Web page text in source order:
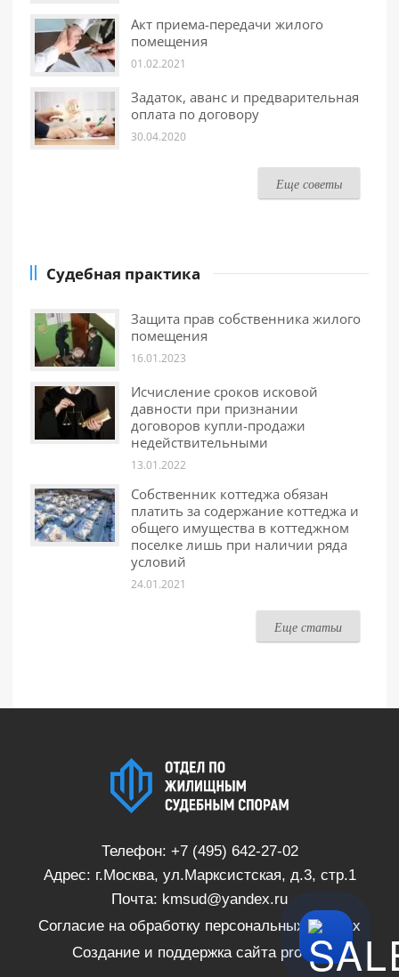
Акт приема-передачи жилого
помещения
01.02.2021
Задаток, аванс и предварительная
оплата по договору
30.04.2020
Еще советы
Судебная практика
Защита прав собственника жилого
помещения
16.01.2023
Исчисление сроков исковой
давности при признании
договоров купли-продажи
недействительными
13.01.2022
Собственник коттеджа обязан
платить за содержание коттеджа и
общего имущества в коттеджном
поселке лишь при наличии ряда
условий
24.01.2021
Еще статьи
Телефон: +7 (495) 642-27-02
Адрес: г.Москва, ул.Марксистская, д.3, стр.1
Почта: kmsud@yandex.ru
Согласие на обработку персональных данных
Создание и поддержка сайта proSite